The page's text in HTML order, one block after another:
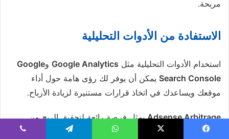
مربحة.
الاستفادة من الأدوات التحليلية
استخدام الأدوات التحليلية مثل Google Analytics وGoogle
Search Console يمكن أن يوفر لك رؤى هامة حول أداء
موقعك ويساعدك في اتخاذ قرارات مستنيرة لزيادة الأرباح.
Adsense Arbitrageيمثل فرصة رائعة لتحقيق الربح من
الإنترنت، خاصة للمبتدئين الذين يتطلعون للدخول في عالم